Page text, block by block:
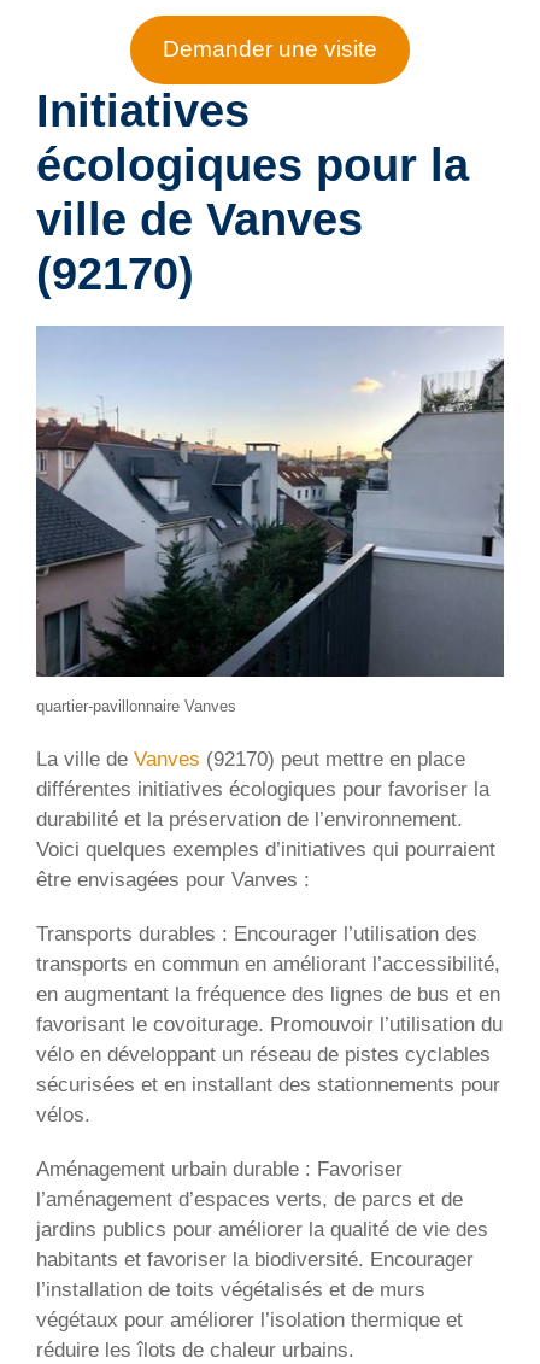
Demander une visite
Initiatives
écologiques pour la
ville de Vanves
(92170)
quartier-pavillonnaire Vanves
La ville de Vanves (92170) peut mettre en place
différentes initiatives écologiques pour favoriser la
durabilité et la préservation de l’environnement.
Voici quelques exemples d’initiatives qui pourraient
être envisagées pour Vanves :
Transports durables : Encourager l’utilisation des
transports en commun en améliorant l’accessibilité,
en augmentant la fréquence des lignes de bus et en
favorisant le covoiturage. Promouvoir l’utilisation du
vélo en développant un réseau de pistes cyclables
sécurisées et en installant des stationnements pour
vélos.
Aménagement urbain durable : Favoriser
l’aménagement d’espaces verts, de parcs et de
jardins publics pour améliorer la qualité de vie des
habitants et favoriser la biodiversité. Encourager
l’installation de toits végétalisés et de murs
végétaux pour améliorer l’isolation thermique et
réduire les îlots de chaleur urbains.